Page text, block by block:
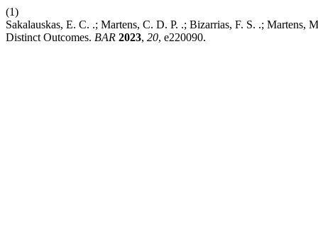
(1)
Sakalauskas, E. C. .; Martens, C. D. P. .; Bizarrias, F. S. .;
Distinct Outcomes. BAR 2023, 20, e220090.